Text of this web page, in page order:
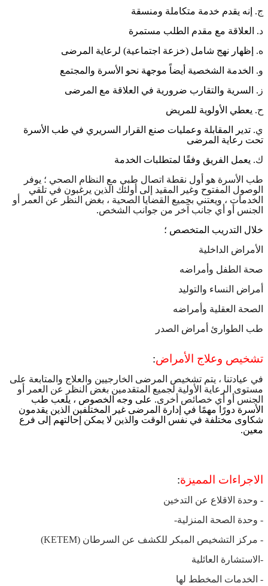
ج. إنه يقدم خدمة متكاملة ومنسقة
د. العلاقة مع مقدم الطلب مستمرة
ه. إظهار نهج شامل (خزعة اجتماعية) لرعاية المرضى
و. الخدمة الشخصية أيضاً موجهة نحو الأسرة والمجتمع
ز . السرية والتقارب ضرورية في العلاقة مع المرضى
ح. يعطي الأولوية للمريض
ي. تدير المقابلة وعمليات صنع القرار السريري في طب الأسرة
تحت رعاية المرضى
ك. يعمل الفريق وفقًا لمتطلبات الخدمة
طب الأسرة هو أول نقطة اتصال طبي مع النظام الصحي ؛ يوفر
الوصول المفتوح وغير المقيد إلى أولئك الذين يرغبون في تلقي
الخدمات ، ويعتني بجميع القضايا الصحية ، بغض النظر عن العمر أو
الجنس أو أي جانب آخر من جوانب الشخص.
خلال التدريب المتخصص ؛
الأمراض الداخلية
صحة الطفل وأمراضه
أمراض النساء والتوليد
الصحة العقلية وأمراضه
طب الطوارئ أمراض الصدر
تشخيص وعلاج الأمراض:
في عيادتنا ، يتم تشخيص المرضى الخارجيين والعلاج والمتابعة على
مستوى الرعاية الأولية لجميع المتقدمين بغض النظر عن العمر أو
الجنس أو أي خصائص أخرى. على وجه الخصوص ، يلعب طب
الأسرة دورًا مهمًا في إدارة المرضى غير المختلفين الذين يقدمون
شكاوى مختلفة في نفس الوقت والذين لا يمكن إحالتهم إلى فرع
معين.
الاجراءات المميزة:
- وحدة الاقلاع عن التدخين
- وحدة الصحة المنزلية-
- مركز التشخيص المبكر للكشف عن السرطان (KETEM)
- الاستشارة العائلية
- الخدمات المخطط لها